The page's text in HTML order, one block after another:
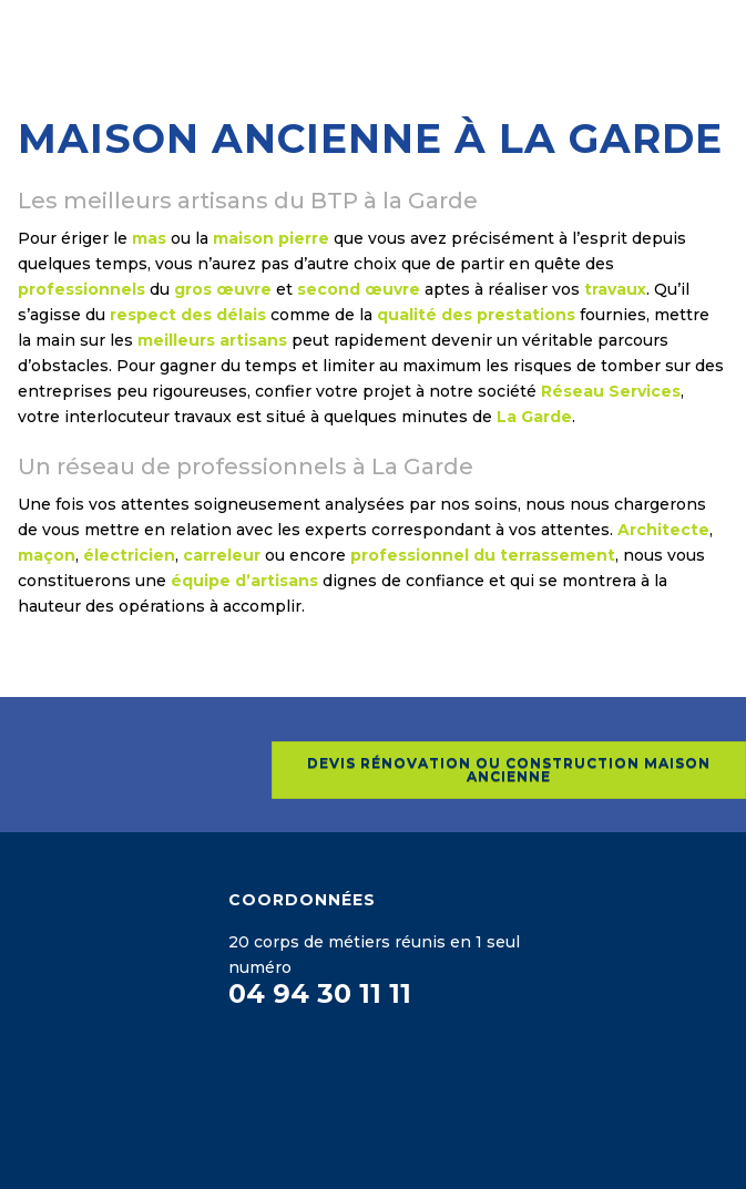
MAISON ANCIENNE À LA GARDE
Les meilleurs artisans du BTP à la Garde
Pour ériger le mas ou la maison pierre que vous avez précisément à l’esprit depuis
quelques temps, vous n’aurez pas d’autre choix que de partir en quête des
professionnels du gros œuvre et second œuvre aptes à réaliser vos travaux. Qu’il
s’agisse du respect des délais comme de la qualité des prestations fournies, mettre
la main sur les meilleurs artisans peut rapidement devenir un véritable parcours
d’obstacles. Pour gagner du temps et limiter au maximum les risques de tomber sur des
entreprises peu rigoureuses, confier votre projet à notre société Réseau Services,
votre interlocuteur travaux est situé à quelques minutes de La Garde.
Un réseau de professionnels à La Garde
Une fois vos attentes soigneusement analysées par nos soins, nous nous chargerons
de vous mettre en relation avec les experts correspondant à vos attentes. Architecte,
maçon, électricien, carreleur ou encore professionnel du terrassement, nous vous
constituerons une équipe d’artisans dignes de confiance et qui se montrera à la
hauteur des opérations à accomplir.
DEVIS RÉNOVATION OU CONSTRUCTION MAISON
ANCIENNE
COORDONNÉES
20 corps de métiers réunis en 1 seul
numéro
04 94 30 11 11